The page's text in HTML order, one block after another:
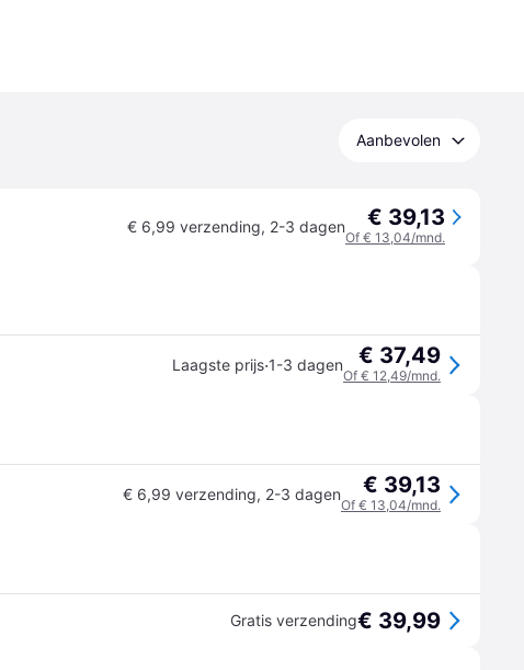
Aanbevolen
€ 6,99 verzending, 2-3 dagen € 39,13
Of € 13,04/mnd.
Laagste prijs·1-3 dagen € 37,49
Of € 12,49/mnd.
€ 6,99 verzending, 2-3 dagen € 39,13
Of € 13,04/mnd.
Gratis verzending€ 39,99